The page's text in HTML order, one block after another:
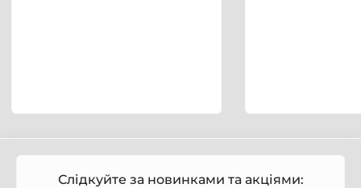
Слідкуйте за новинками та акціями: